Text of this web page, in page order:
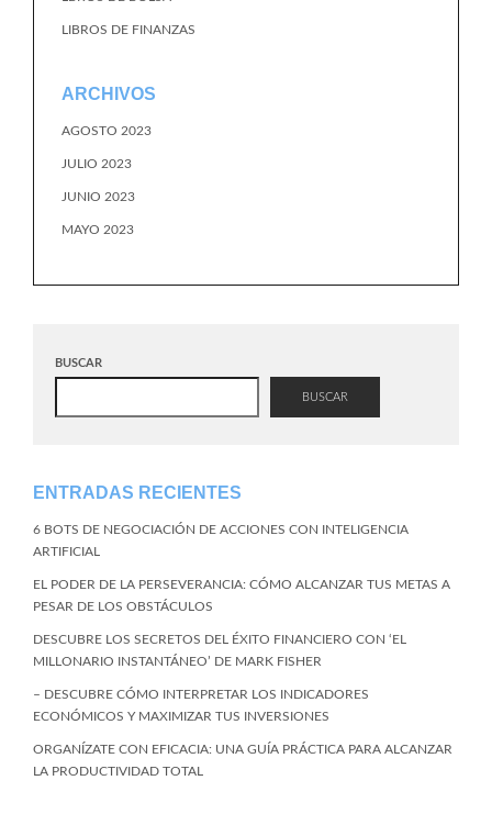
LIBROS DE FINANZAS
ARCHIVOS
AGOSTO 2023
JULIO 2023
JUNIO 2023
MAYO 2023
BUSCAR
BUSCAR
ENTRADAS RECIENTES
6 BOTS DE NEGOCIACIÓN DE ACCIONES CON INTELIGENCIA
ARTIFICIAL
EL PODER DE LA PERSEVERANCIA: CÓMO ALCANZAR TUS METAS A
PESAR DE LOS OBSTÁCULOS
DESCUBRE LOS SECRETOS DEL ÉXITO FINANCIERO CON ‘EL
MILLONARIO INSTANTÁNEO’ DE MARK FISHER
– DESCUBRE CÓMO INTERPRETAR LOS INDICADORES
ECONÓMICOS Y MAXIMIZAR TUS INVERSIONES
ORGANÍZATE CON EFICACIA: UNA GUÍA PRÁCTICA PARA ALCANZAR
LA PRODUCTIVIDAD TOTAL